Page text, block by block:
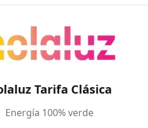
Tarifa Clásica
Energía 100% verde